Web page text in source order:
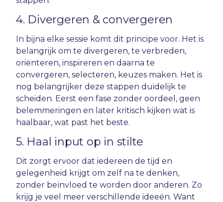
4. Divergeren & convergeren
In bijna elke sessie komt dit principe voor. Het is
belangrijk om te divergeren, te verbreden,
oriënteren, inspireren en daarna te
convergeren, selecteren, keuzes maken. Het is
nog belangrijker deze stappen duidelijk te
scheiden. Eerst een fase zonder oordeel, geen
belemmeringen en later kritisch kijken wat is
haalbaar, wat past het beste.
5. Haal input op in stilte
Dit zorgt ervoor dat iedereen de tijd en
gelegenheid krijgt om zelf na te denken,
zonder beïnvloed te worden door anderen. Zo
krijg je veel meer verschillende ideeën. Want